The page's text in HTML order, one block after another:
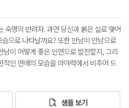
숙명의 반려자. 과연 당신과 붉은 실로 맺어
으로 나타날까요? 또한 만남이 만남으로
이 어떻게 좋은 인연으로 발전할지, 그리
인 연애의 모습을 마야력에서 비추어 드
샘플 보기